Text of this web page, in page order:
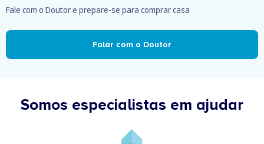
Fale com o Doutor e prepare-se para comprar casa
Falar com o Doutor
Somos especialistas em ajudar